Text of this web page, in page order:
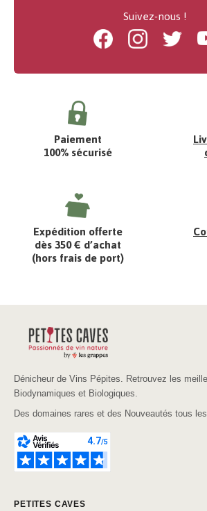
Suivez-nous !
FacebookInstagram
Paiement
100% sécurisé
Expédition offerte
dès 350 € d’achat
(hors frais de port)
Dénicheur de Vins Pépites. Retrouvez les
Biodynamiques et Biologiques.
Des domaines rares et des Nouveautés tous
PETITES CAVES